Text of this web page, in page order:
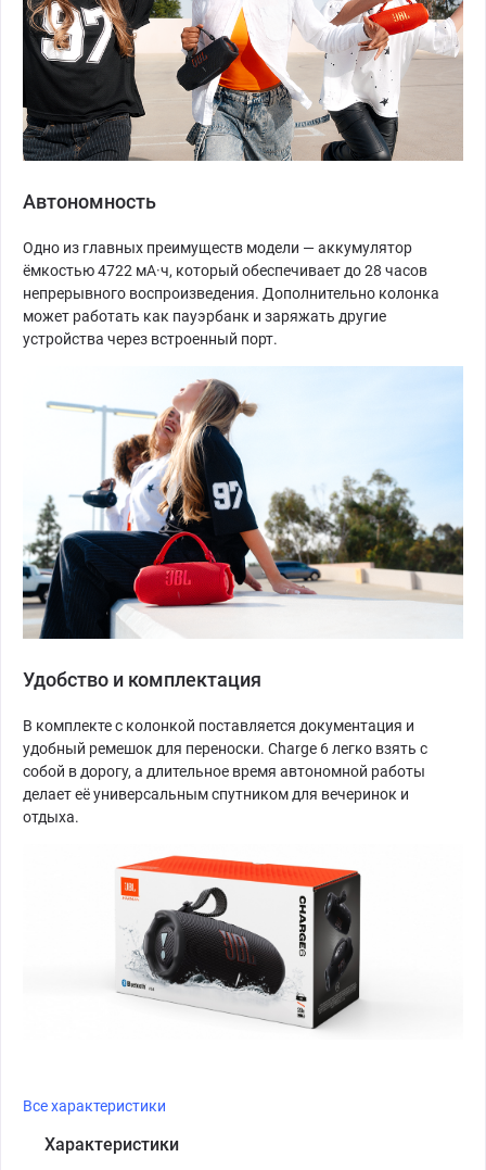
Автономность
Одно из главных преимуществ модели — аккумулятор
ёмкостью 4722 мА·ч, который обеспечивает до 28 часов
непрерывного воспроизведения. Дополнительно колонка
может работать как пауэрбанк и заряжать другие
устройства через встроенный порт.
Удобство и комплектация
В комплекте с колонкой поставляется документация и
удобный ремешок для переноски. Charge 6 легко взять с
собой в дорогу, а длительное время автономной работы
делает её универсальным спутником для вечеринок и
отдыха.
Все характеристики
Характеристики